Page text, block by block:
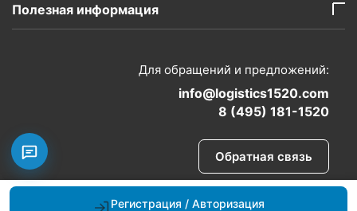
Полезная информация
Для обращений и предложений:
info@logistics1520.com
8 (495) 181-1520
Обратная связь
Регистрация / Авторизация